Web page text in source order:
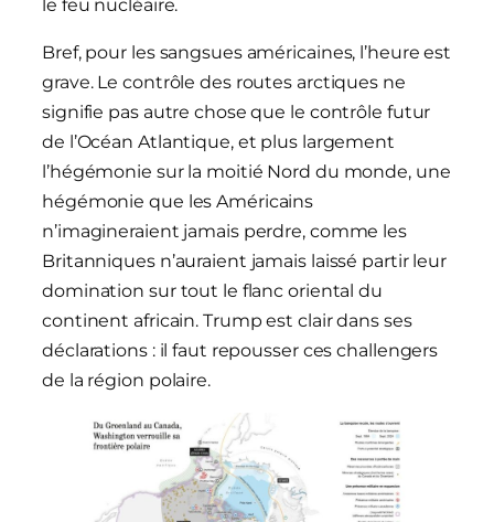
le feu nucléaire.
Bref, pour les sangsues américaines, l’heure est
grave. Le contrôle des routes arctiques ne
signifie pas autre chose que le contrôle futur
de l’Océan Atlantique, et plus largement
l’hégémonie sur la moitié Nord du monde, une
hégémonie que les Américains
n’imagineraient jamais perdre, comme les
Britanniques n’auraient jamais laissé partir leur
domination sur tout le flanc oriental du
continent africain. Trump est clair dans ses
déclarations : il faut repousser ces challengers
de la région polaire.